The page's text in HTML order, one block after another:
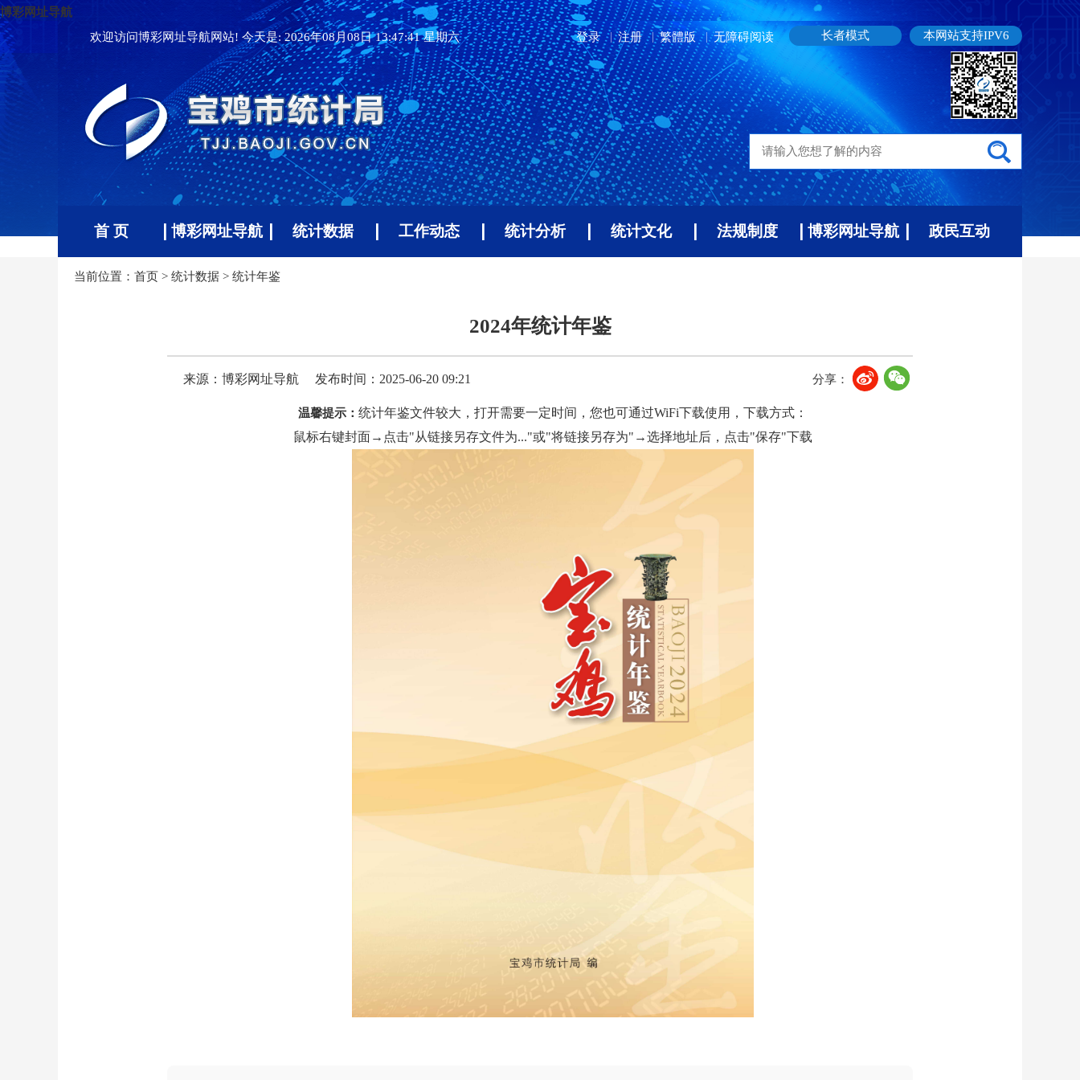
博彩网址导航
欢迎访问博彩网址导航网站! 今天是:2026年08月08日 13:47:41 星期六 本网站支持IPV6
长者模式
登录 注册 繁體版 无障碍阅读
首 页 博彩网址导航 统计数据 工作动态 统计分析 统计文化 法规制度 博彩网址导航 政民互动
当前位置： 首页 > 统计数据 > 统计年鉴
2024年统计年鉴
来源：博彩网址导航 发布时间：2025-06-20 09:21 分享：
温馨提示： 统计年鉴文件较大，打开需要一定时间，您也可通过WiFi下载使用，下载方式：
鼠标右键封面→点击"从链接另存文件为..."或"将链接另存为"→选择地址后，点击"保存"下载